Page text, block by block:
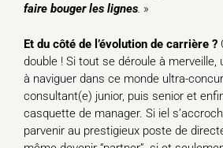
faire bouger les lignes. »
Et du côté de l’évolution de carrière ?
double ! Si tout se déroule à merveille,
à naviguer dans ce monde ultra-
consultant(e) junior, puis senior et
casquette de manager. Si iel
parvenir au prestigieux poste de